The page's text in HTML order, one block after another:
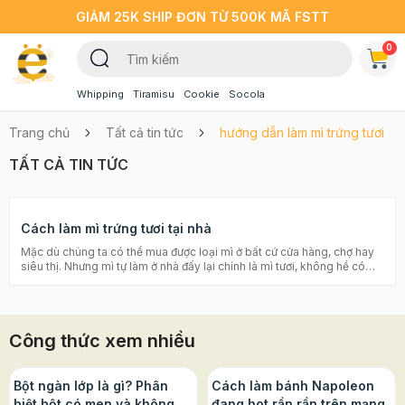
GIẢM 25K SHIP ĐƠN TỪ 500K MÃ FSTT
Whipping Tiramisu Cookie Socola
0
Trang chủ Tất cả tin tức hướng dẫn làm mì trứng tươi
TẤT CẢ TIN TỨC
Cách làm mì trứng tươi tại nhà
Mặc dù chúng ta có thể mua được loại mì ở bất cứ cửa hàng, chợ hay
siêu thị. Nhưng mì tự làm ở nhà đấy lại chính là mì tươi, không hề có
hề khó như các bạn nghĩ, ngay từ khâu nguyên liệu cũng rất đơn giản,
công đoạn thực hành cũng đơn giản không kém,... Thực hiện cùng
Beemart thôi nào! Cách làm mì trứng tươi tại nhà Bánh mì vừng cực
ngon, không cần lò nướng Bánh mì phomai của Brazil Bánh mì bơ tỏi –
Bữa sáng tuyệt vời Nguyên liệu: (2 người ăn) Bột mì đa dụng: 150g
Công thức xem nhiều
Bột ngàn lớp là gì? Phân
Cách làm bánh Napoleon